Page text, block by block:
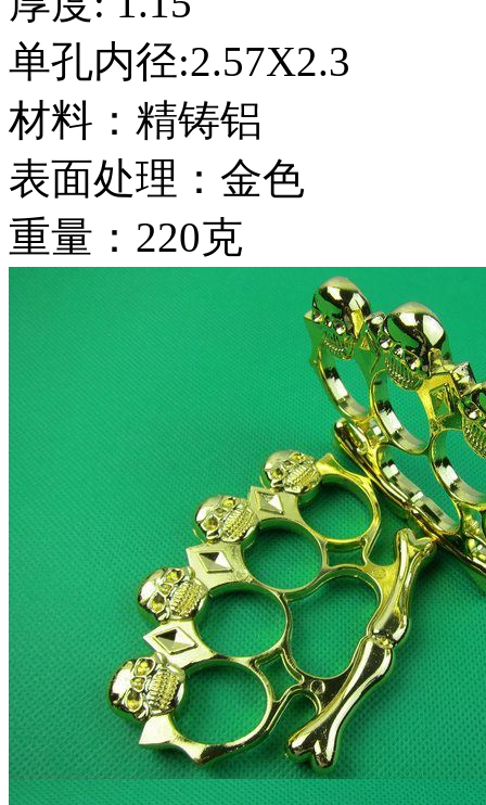
单孔内径:2.57X2.3
材料：精铸铝
表面处理：金色
重量：220克